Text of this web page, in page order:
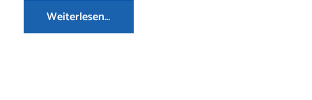
Weiterlesen…